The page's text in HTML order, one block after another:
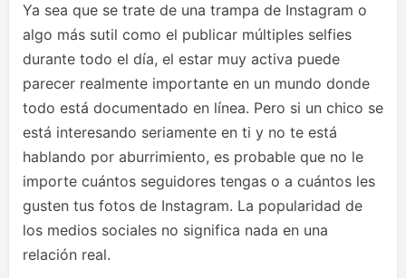
Ya sea que se trate de una trampa de Instagram o
algo más sutil como el publicar múltiples selfies
durante todo el día, el estar muy activa puede
parecer realmente importante en un mundo donde
todo está documentado en línea. Pero si un chico se
está interesando seriamente en ti y no te está
hablando por aburrimiento, es probable que no le
importe cuántos seguidores tengas o a cuántos les
gusten tus fotos de Instagram. La popularidad de
los medios sociales no significa nada en una
relación real.